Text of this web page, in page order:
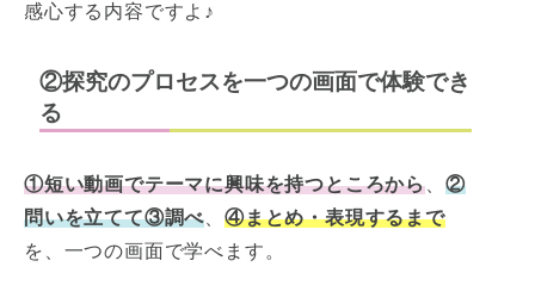
感心する内容ですよ♪
②探究のプロセスを一つの画面で体験でき
る
①短い動画でテーマに興味を持つところから
②
問いを立てて③調べ 、④まとめ・表現するまで
を、一つの画面で学べます。